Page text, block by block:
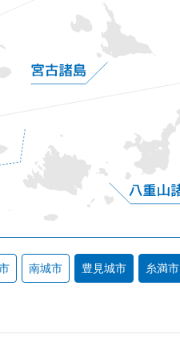
南城市 豊見城市 糸満市